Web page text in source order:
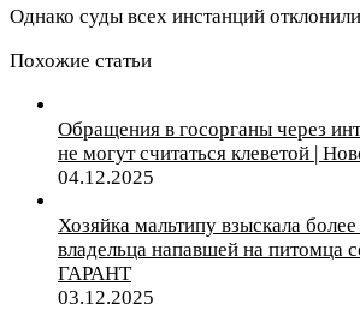
Однако суды всех инстанций
Похожие статьи
Обращения в госорганы через
не могут считаться клеветой |
04.12.2025
Хозяйка мальтипу взыскала
владельца напавшей на питомца
ГАРАНТ
03.12.2025